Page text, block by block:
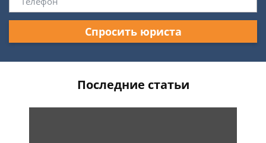
Спросить юриста
Последние статьи